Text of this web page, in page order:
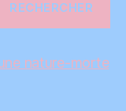
nature-morte